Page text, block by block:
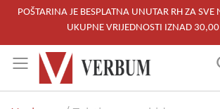
POŠTARINA JE BESPLATNA UNUTAR RH ZA SVE
UKUPNE VRIJEDNOSTI IZNAD
to
Content